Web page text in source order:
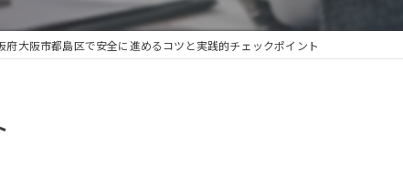
相続
府大阪市都島区で安全に進めるコツと実践的チェックポイント